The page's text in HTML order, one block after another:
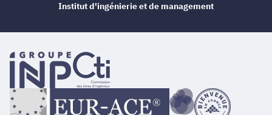
Institut d'ingénierie et de management